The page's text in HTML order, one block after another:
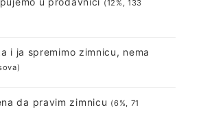
(12%, 133
i ja spremimo zimnicu, nema
da pravim zimnicu (6%, 71